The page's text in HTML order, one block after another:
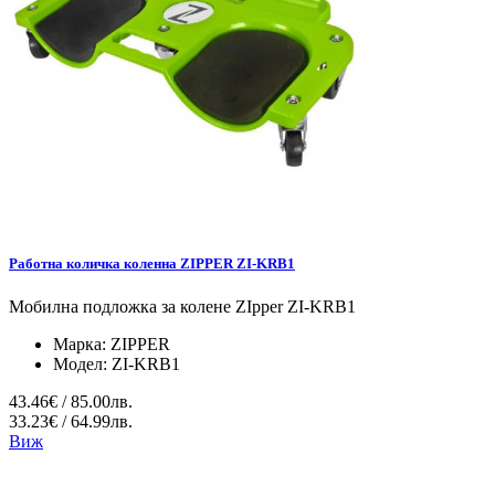
Работна количка коленна ZIPPER ZI-KRB1
Мобилна подложка за колене ZIpper ZI-KRB1
Марка: ZIPPER
Модел: ZI-KRB1
43.46€ / 85.00лв.
33.23€ / 64.99лв.
Виж